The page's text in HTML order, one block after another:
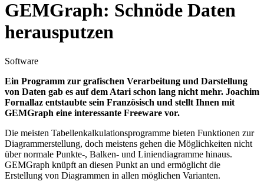
GEMGraph: Schnöde Daten
herausputzen
Software
Ein Programm zur grafischen Verarbeitung und Darstellung
von Daten gab es auf dem Atari schon lang nicht mehr. Joachim
Fornallaz entstaubte sein Französisch und stellt Ihnen mit
GEMGraph eine interessante Freeware vor.
Die meisten Tabellenkalkulationsprogramme bieten Funktionen zur
Diagrammerstellung, doch meistens gehen die Möglichkeiten nicht
über normale Punkte-, Balken- und Liniendiagramme hinaus.
GEMGraph knüpft an diesen Punkt an und ermöglicht die
Erstellung von Diagrammen in allen möglichen Varianten.